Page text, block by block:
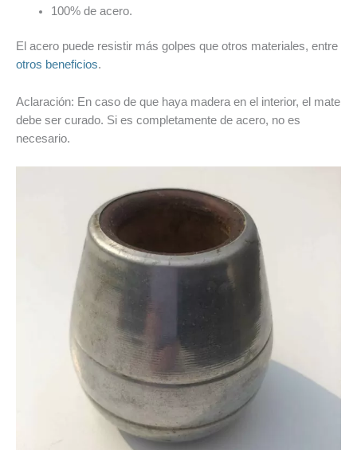
100% de acero.
El acero puede resistir más golpes que otros materiales, entre
otros beneficios.
Aclaración: En caso de que haya madera en el interior, el mate
debe ser curado. Si es completamente de acero, no es
necesario.